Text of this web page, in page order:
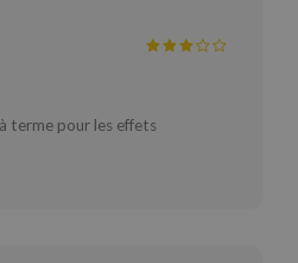
terme pour les effets